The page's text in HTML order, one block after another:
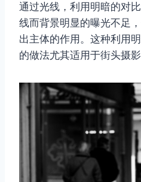
通过光线，利用明暗的对
线而背景明显的曝光不足
出主体的作用。这种利用
的做法尤其适用于街头摄影